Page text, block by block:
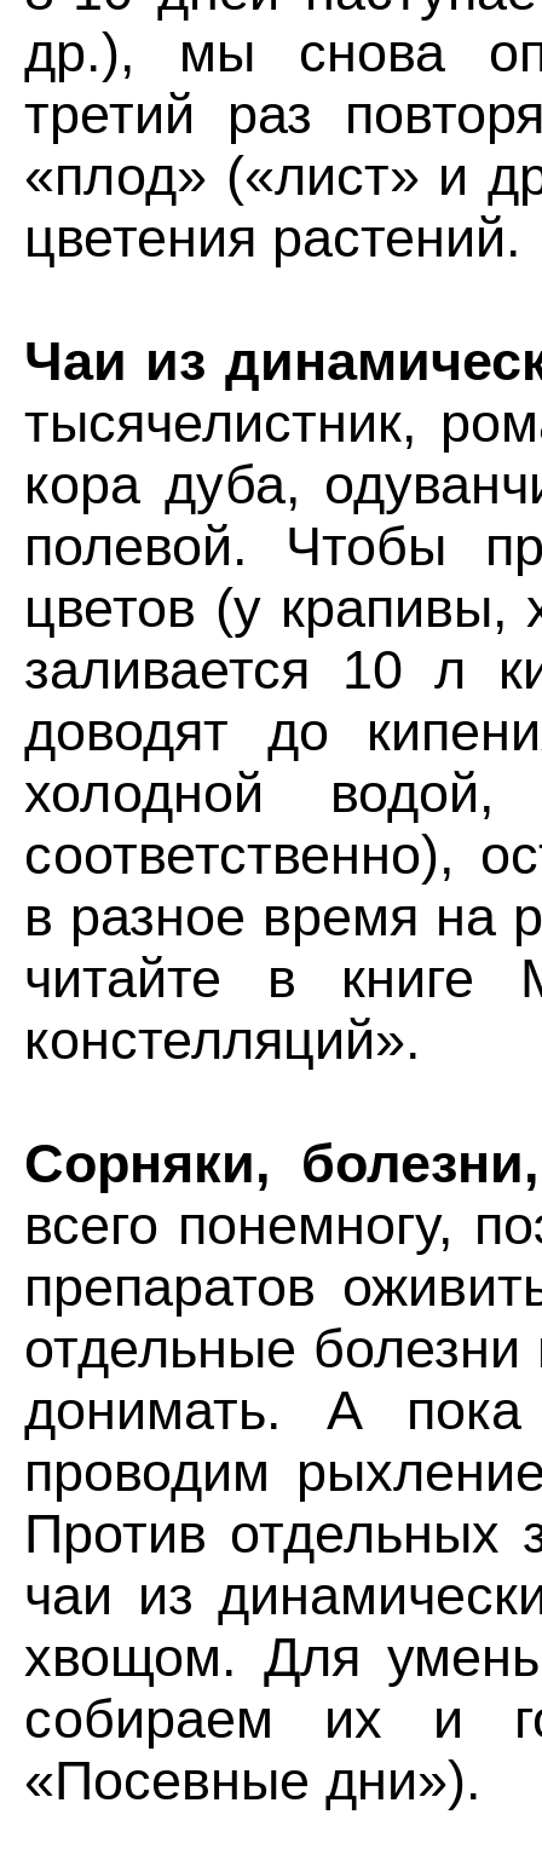
др.), мы снова
третий раз
«плод» («лист» и
цветения растений.
Чаи из
тысячелистник,
кора дуба,
полевой. Чтобы
цветов (у
заливается 10 л
доводят до
холодной
соответственно),
в разное время на
читайте в книге
констелляций».
Сорняки,
всего понемногу,
препаратов
отдельные болезни
донимать. А
проводим
Против отдельных
чаи из
хвощом. Для
собираем их и
«Посевные дни»).